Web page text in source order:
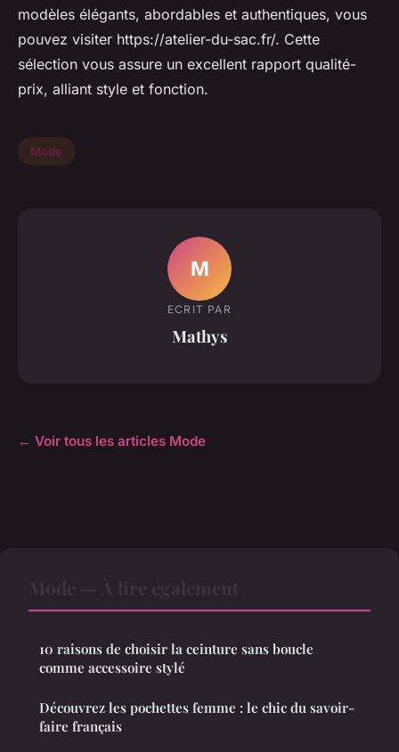
modèles élégants, abordables et authentiques, vous
pouvez visiter https://atelier-du-sac.fr/. Cette
sélection vous assure un excellent rapport qualité-
prix, alliant style et fonction.
Mode
M
ECRIT PAR
Mathys
← Voir tous les articles Mode
10 raisons de choisir la ceinture sans boucle
comme accessoire stylé
Découvrez les pochettes femme : le chic du savoir-
faire français